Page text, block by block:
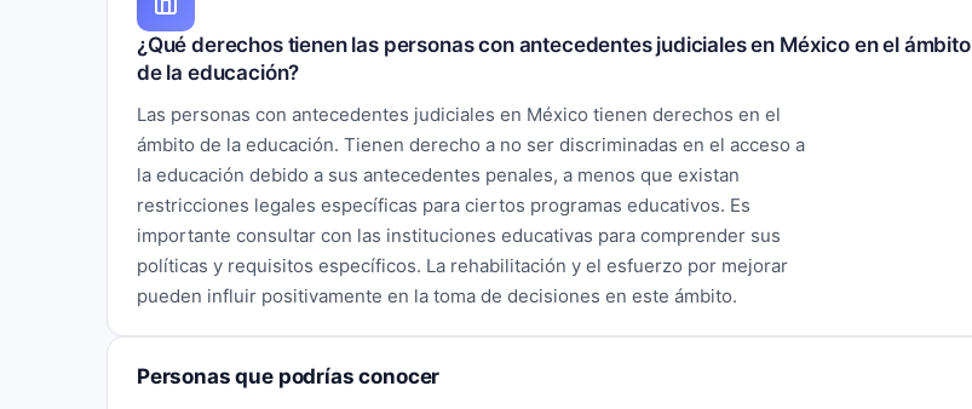
¿Qué derechos tienen las personas con antecedentes judiciales en México en el ámbito
de la educación?
Las personas con antecedentes judiciales en México tienen derechos en el
ámbito de la educación. Tienen derecho a no ser discriminadas en el acceso a
la educación debido a sus antecedentes penales, a menos que existan
restricciones legales específicas para ciertos programas educativos. Es
importante consultar con las instituciones educativas para comprender sus
políticas y requisitos específicos. La rehabilitación y el esfuerzo por mejorar
pueden influir positivamente en la toma de decisiones en este ámbito.
Personas que podrías conocer